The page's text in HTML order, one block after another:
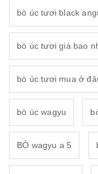
bò úc tươi black
bò úc tươi giá bao
bò úc tươi mua ở
bò úc wagyu
BÒ wagyu a 5